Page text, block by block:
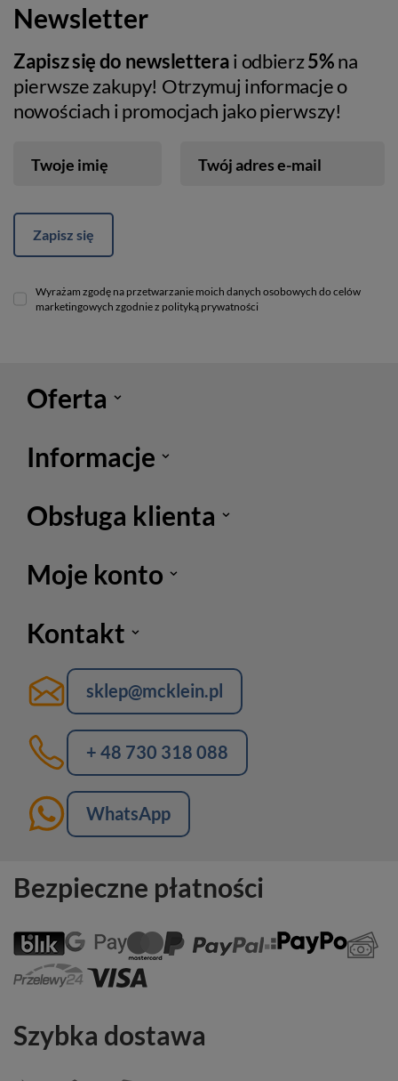
Newsletter
Zapisz się do newsletterai odbierz5%na
pierwsze zakupy! Otrzymuj informacje o
nowościach i promocjach jako pierwszy!
Twoje imię Twój adres e-mail
Zapisz się
Wyrażam zgodę na przetwarzanie moich danych osobowych do celów
marketingowych zgodnie z polityką prywatności
Oferta
Informacje
Obsługa klienta
Moje konto
Kontakt
sklep@mcklein.pl
+ 48 730 318 088
WhatsApp
Bezpieczne płatności
Szybka dostawa